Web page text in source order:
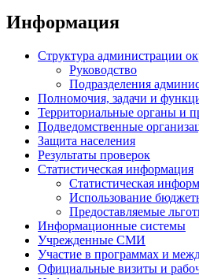
Информация
Структура администрации
Руководство
Подразделения
Полномочия, задачи и
Территориальные органы и
Подведомственные
Защита населения
Результаты проверок
Статистическая информация
Статистическая
Использование
Предоставляемые
Информационные системы
Учрежденные СМИ
Участие в программах и
Официальные визиты и